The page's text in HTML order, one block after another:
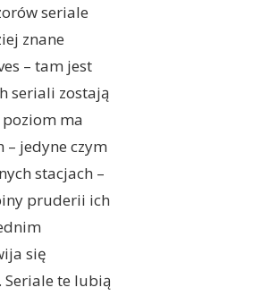
seriale
znane
– tam jest
seriali zostają
ma
– jedyne czym
stacjach –
pruderii ich
się
Seriale te lubią